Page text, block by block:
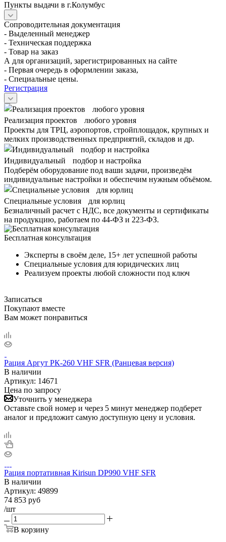
Пункты выдачи в г.Колумбус
Сопроводительная документация
- Выделенный менеджер
- Техническая поддержка
- Товар на заказ
А для организаций, зарегистрированных на сайте
- Первая очередь в оформлении заказа,
- Специальные цены.
Регистрация
Реализация проектов любого уровня
Проекты для ТРЦ, аэропортов, стройплощадок, крупных и
мелких производственных предприятий, складов и др.
Индивидуальный подбор и настройка
Подберём оборудование под ваши задачи, произведём
индивидуальные настройки и обеспечим нужным объёмом.
Специальные условия для юрлиц
Безналичный расчет с НДС, все документы и сертификаты
на продукцию, работаем по 44-ФЗ и 223-ФЗ.
Бесплатная консультация
Эксперты в своём деле, 15+ лет успешной работы
Специальные условия для юридических лиц
Реализуем проекты любой сложности под ключ
Записаться
Покупают вместе
Вам может понравиться
Рация Аргут РК-260 VHF SFR (Ранцевая версия)
В наличии
Артикул: 14671
Цена по запросу
Уточнить у менеджера
Оставьте свой номер и через 5 минут менеджер подберет
аналог и предложит самую доступную цену и условия.
Рация портативная Kirisun DP990 VHF SFR
В наличии
Артикул: 49899
74 853 руб
/шт
В корзину